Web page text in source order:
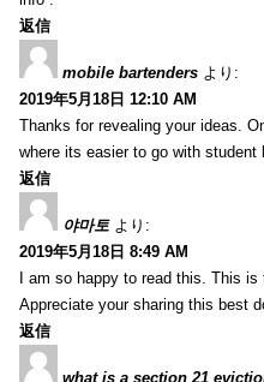
返信
mobile bartenders より:
2019年5月18日 12:10 AM
Thanks for revealing your ideas.
where its easier to go with student
返信
야마토 より:
2019年5月18日 8:49 AM
I am so happy to read this. This
Appreciate your sharing this best
返信
what is a section 21